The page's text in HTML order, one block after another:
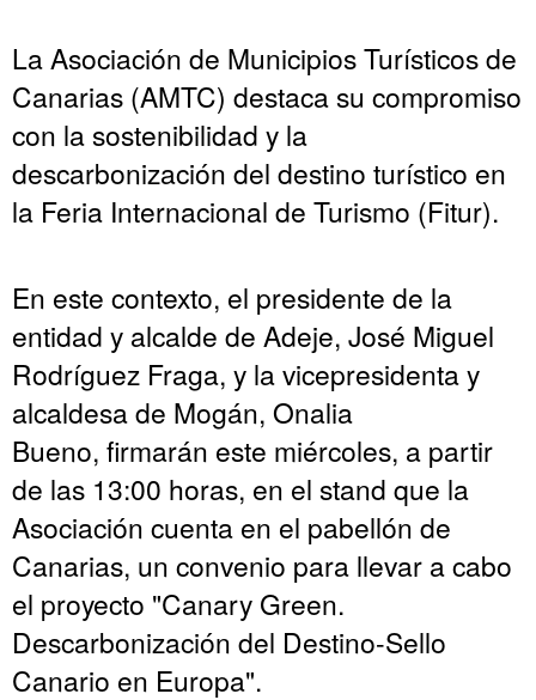
La Asociación de Municipios Turísticos de
Canarias (AMTC) destaca su compromiso
con la sostenibilidad y la
descarbonización del destino turístico en
la Feria Internacional de Turismo (Fitur).
En este contexto, el presidente de la
entidad y alcalde de Adeje, José Miguel
Rodríguez Fraga, y la vicepresidenta y
alcaldesa de Mogán, Onalia
Bueno, firmarán este miércoles, a partir
de las 13:00 horas, en el stand que la
Asociación cuenta en el pabellón de
Canarias, un convenio para llevar a cabo
el proyecto "Canary Green.
Descarbonización del Destino-Sello
Canario en Europa".